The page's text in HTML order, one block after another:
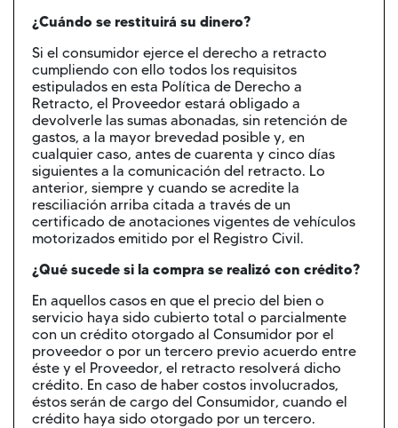
¿Cuándo se restituirá su dinero?
Si el consumidor ejerce el derecho a retracto
cumpliendo con ello todos los requisitos
estipulados en esta Política de Derecho a
Retracto, el Proveedor estará obligado a
devolverle las sumas abonadas, sin retención de
gastos, a la mayor brevedad posible y, en
cualquier caso, antes de cuarenta y cinco días
siguientes a la comunicación del retracto. Lo
anterior, siempre y cuando se acredite la
resciliación arriba citada a través de un
certificado de anotaciones vigentes de vehículos
motorizados emitido por el Registro Civil.
¿Qué sucede si la compra se realizó con crédito?
En aquellos casos en que el precio del bien o
servicio haya sido cubierto total o parcialmente
con un crédito otorgado al Consumidor por el
proveedor o por un tercero previo acuerdo entre
éste y el Proveedor, el retracto resolverá dicho
crédito. En caso de haber costos involucrados,
éstos serán de cargo del Consumidor, cuando el
crédito haya sido otorgado por un tercero.